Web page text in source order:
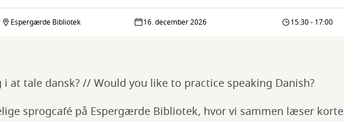
Espergærde Bibliotek 16. december 2026 15:30 - 17:00
i at tale dansk? // Would you like to practice speaking Danish?
sprogcafé på Espergærde Bibliotek, hvor vi sammen læser korte